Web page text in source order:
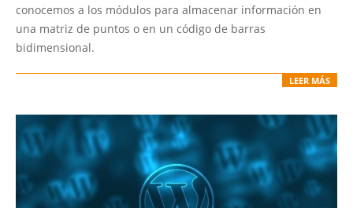
14
conocemos a los módulos para almacenar información en
una matriz de puntos o en un código de barras
bidimensional.
LEER MÁS